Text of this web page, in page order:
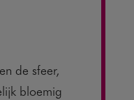
de sfeer,
bloemig